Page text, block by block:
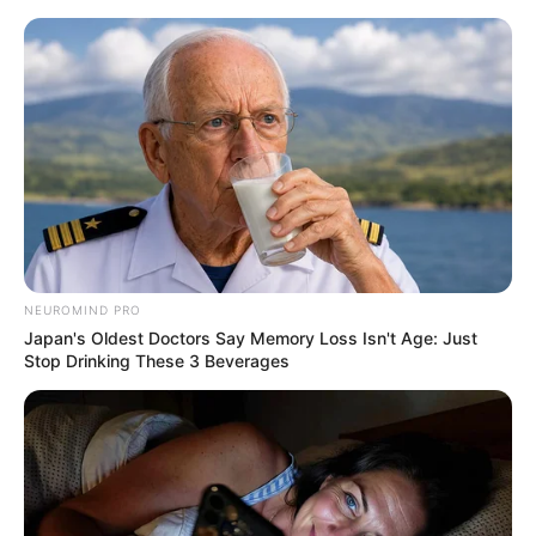
HOME
NEUROMIND PRO
Japan's Oldest Doctors Say Memory Loss Isn't Age: Just
Stop Drinking These 3 Beverages